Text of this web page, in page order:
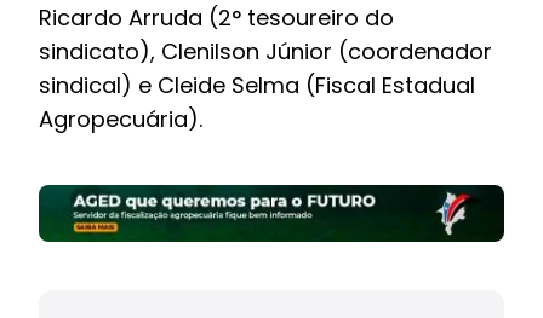
Ricardo Arruda (2° tesoureiro do
sindicato), Clenilson Júnior (coordenador
sindical) e Cleide Selma (Fiscal Estadual
Agropecuária).